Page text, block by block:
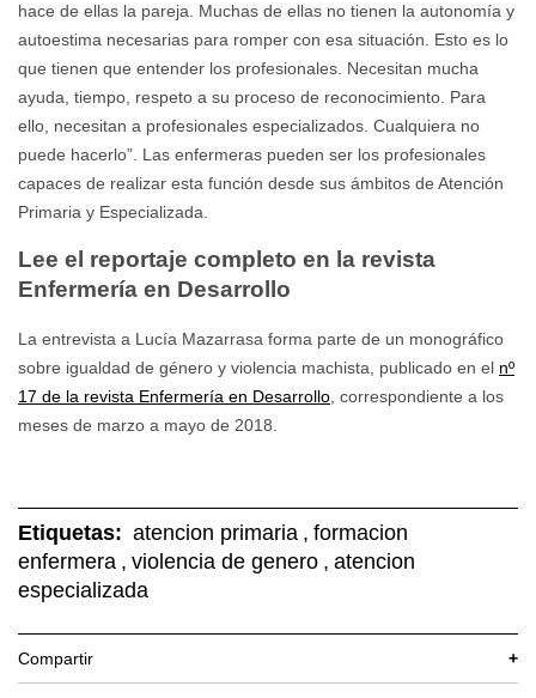
hace de ellas la pareja. Muchas de ellas no tienen la autonomía y
autoestima necesarias para romper con esa situación. Esto es lo
que tienen que entender los profesionales. Necesitan mucha
ayuda, tiempo, respeto a su proceso de reconocimiento. Para
ello, necesitan a profesionales especializados. Cualquiera no
puede hacerlo”. Las enfermeras pueden ser los profesionales
capaces de realizar esta función desde sus ámbitos de Atención
Primaria y Especializada.
Lee el reportaje completo en la revista
Enfermería en Desarrollo
La entrevista a Lucía Mazarrasa forma parte de un monográfico
sobre igualdad de género y violencia machista, publicado en el nº
17 de la revista Enfermería en Desarrollo , correspondiente a los
meses de marzo a mayo de 2018.
Etiquetas: atencion primaria , formacion
enfermera , violencia de genero , atencion
especializada
Compartir +